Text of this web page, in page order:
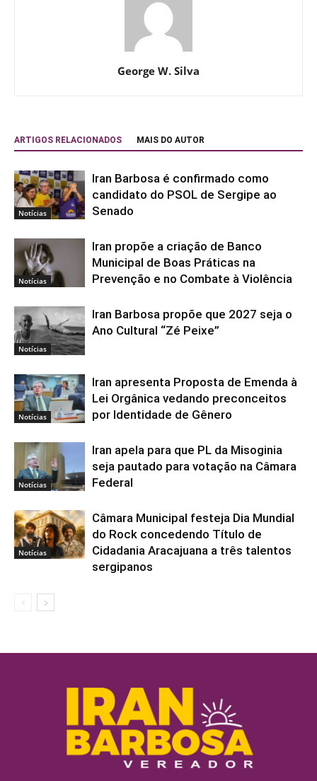
George W. Silva
ARTIGOS RELACIONADOS MAIS DO AUTOR
Notícias
Iran Barbosa é confirmado como
candidato do PSOL de Sergipe ao
Senado
Notícias
Iran propõe a criação de Banco
Municipal de Boas Práticas na
Prevenção e no Combate à Violência
Notícias
Iran Barbosa propõe que 2027 seja o
Ano Cultural “Zé Peixe”
Notícias
Iran apresenta Proposta de Emenda à
Lei Orgânica vedando preconceitos
por Identidade de Gênero
Notícias
Iran apela para que PL da Misoginia
seja pautado para votação na Câmara
Federal
Notícias
Câmara Municipal festeja Dia Mundial
do Rock concedendo Título de
Cidadania Aracajuana a três talentos
sergipanos